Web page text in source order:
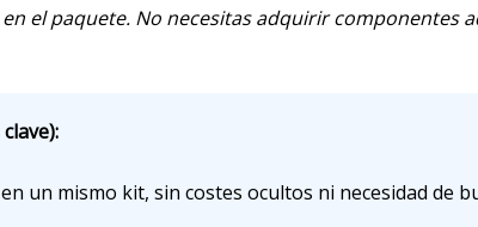
el paquete. No necesitas adquirir componentes
un mismo kit, sin costes ocultos ni necesidad de